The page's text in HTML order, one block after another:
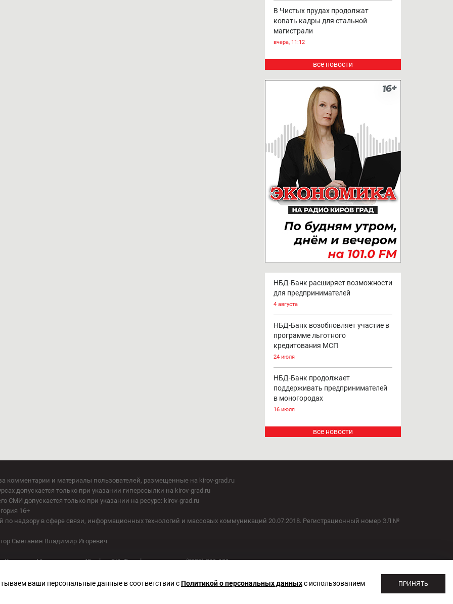
В Чистых прудах продолжат
ковать кадры для стальной
магистрали
вчера, 11:12
все новости
НБД-Банк расширяет возможности
для предпринимателей
4 августа
НБД-Банк возобновляет участие в
программе льготного
кредитования МСП
24 июля
НБД-Банк продолжает
поддерживать предпринимателей
в моногородах
16 июля
все новости
комментарии и материалы пользователей, размещенные на kirov-grad.ru
допускается только при указании гиперссылки на kirov-grad.ru
СМИ допускается только при указании на ресурс: kirov-grad.ru
16+
по надзору в сфере связи, информационных технологий и массовых коммуникаций 20.07.2018. Регистрационный номер ЭЛ №
Сметанин Владимир Игоревич
Киров, ул. Московская, д. 40, офис 2/1. Телефон редакции: (8332) 211-101
ваши персональные данные в соответствии сПолитикой о персональных данныхс использованием
ПРИНЯТЬ